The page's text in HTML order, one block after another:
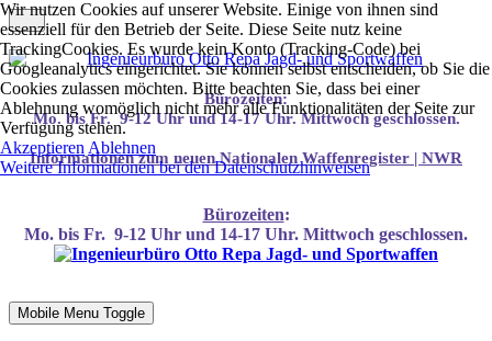
Bürozeiten:
Mo. bis Fr. 9-12 Uhr und 14-17 Uhr. Mittwoch geschlossen.
Informationenzum neuen Nationalen Waffenregister | NWR
Bürozeiten:
Mo. bis Fr. 9-12 Uhr und 14-17 Uhr. Mittwoch geschlossen.
Mobile Menu Toggle
Wir nutzen Cookies auf unserer Website. Einige von ihnen sind
essenziell für den Betrieb der Seite. Diese Seite nutz keine
TrackingCookies. Es wurde kein Konto (Tracking-Code) bei
Googleanalytics eingerichtet. Sie können selbst entscheiden, ob Sie die
Cookies zulassen möchten. Bitte beachten Sie, dass bei einer
Ablehnung womöglich nicht mehr alle Funktionalitäten der Seite zur
Verfügung stehen.
Akzeptieren Ablehnen
Weitere Informationen bei den Datenschutzhinweisen